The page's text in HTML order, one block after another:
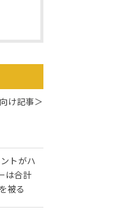
け記事＞
トがハ
は合計
被る